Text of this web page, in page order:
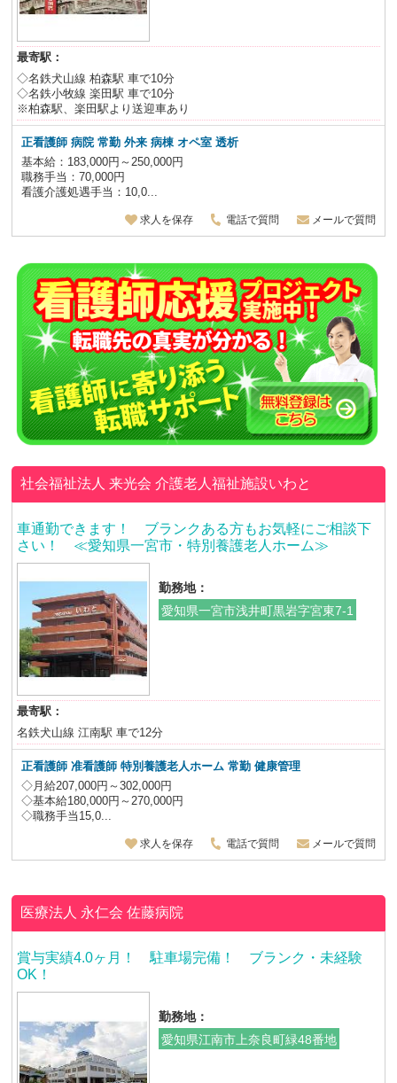
最寄駅：
◇名鉄犬山線 柏森駅 車で10分
◇名鉄小牧線 楽田駅 車で10分
※柏森駅、楽田駅より送迎車あり
正看護師 病院 常勤 外来 病棟 オペ室 透析
基本給：183,000円～250,000円
職務手当：70,000円
看護介護処遇手当：10,0...
求人を保存 電話で質問 メールで質問
社会福祉法人 来光会介護老人福祉施設いわと
車通勤できます！ ブランクある方もお気軽にご相談下
さい！ ≪愛知県一宮市・特別養護老人ホーム≫
勤務地：
愛知県一宮市浅井町黒岩字宮東7-1
最寄駅：
名鉄犬山線 江南駅 車で12分
正看護師 准看護師 特別養護老人ホーム常勤 健康管理
◇月給207,000円～302,000円
◇基本給180,000円～270,000円
◇職務手当15,0...
求人を保存 電話で質問 メールで質問
医療法人 永仁会佐藤病院
賞与実績4.0ヶ月！ 駐車場完備！ ブランク・未経験
OK！
勤務地：
愛知県江南市上奈良町緑48番地